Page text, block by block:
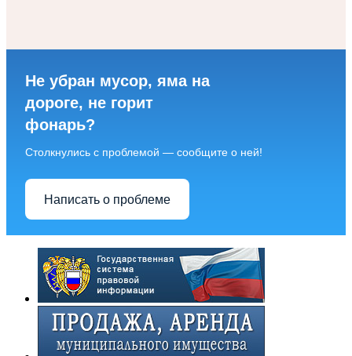
Не убран мусор, яма на
дороге, не горит
фонарь?
Столкнулись с проблемой — сообщите о ней!
Написать о проблеме